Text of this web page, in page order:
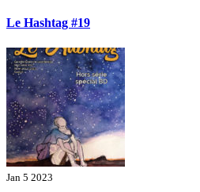
Le Hashtag #19
Jan 5 2023